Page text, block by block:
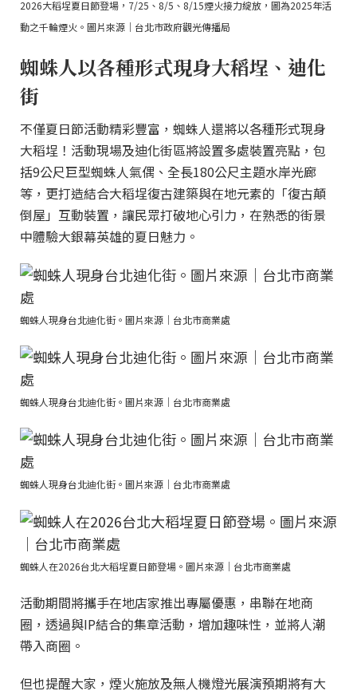
2026大稻埕夏日節登場，7/25、8/5、8/15煙火接力綻放，圖為2025年活
動之千輪煙火。圖片來源｜台北市政府觀光傳播局
蜘蛛人以各種形式現身大稻埕、迪化
街
不僅夏日節活動精彩豐富，蜘蛛人還將以各種形式現身
大稻埕！活動現場及迪化街區將設置多處裝置亮點，包
括9公尺巨型蜘蛛人氣偶、全長180公尺主題水岸光廊
等，更打造結合大稻埕復古建築與在地元素的「復古顛
倒屋」互動裝置，讓民眾打破地心引力，在熟悉的街景
中體驗大銀幕英雄的夏日魅力。
蜘蛛人現身台北迪化街。圖片來源｜台北市商業處
蜘蛛人現身台北迪化街。圖片來源｜台北市商業處
蜘蛛人現身台北迪化街。圖片來源｜台北市商業處
蜘蛛人在2026台北大稻埕夏日節登場。圖片來源｜台北市商業處
活動期間將攜手在地店家推出專屬優惠，串聯在地商
圈，透過與IP結合的集章活動，增加趣味性，並將人潮
帶入商圈。
但也提醒大家，煙火施放及無人機燈光展演預期將有大